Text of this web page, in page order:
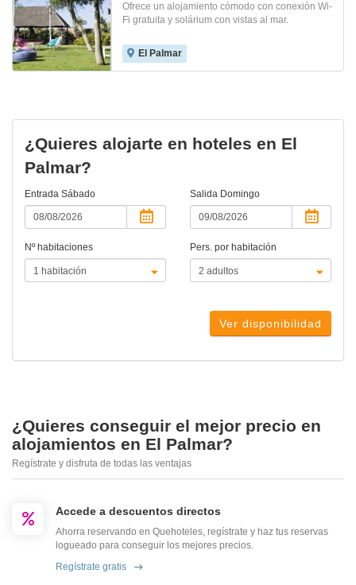
Ofrece un alojamiento cómodo con conexión Wi-
Fi gratuita y solárium con vistas al mar.
El Palmar
¿Quieres alojarte en hoteles en El
Palmar?
Entrada Sábado Salida Domingo
Nº habitaciones Pers. por habitación
Ver disponibilidad
¿Quieres conseguir el mejor precio en
alojamientos en El Palmar?
Regístrate y disfruta de todas las ventajas
Accede a descuentos directos
Ahorra reservando en Quehoteles, regístrate y haz tus reservas
logueado para conseguir los mejores precios.
Regístrate gratis